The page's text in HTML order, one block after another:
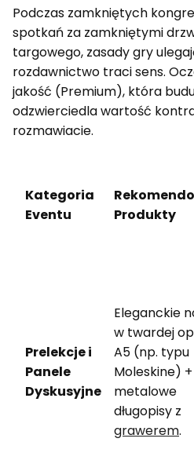
Podczas zamkniętych
spotkań za zamkniętymi
targowego, zasady gry
rozdawnictwo traci sens.
jakość (Premium), która
odzwierciedla wartość
rozmawiacie.
Kategoria
Eventu
Produkty
Prelekcje i
Panele
Dyskusyjne
Eleganckie
w twardej
A5 (np. typu
Moleskine) +
metalowe
długopisy z
grawerem.